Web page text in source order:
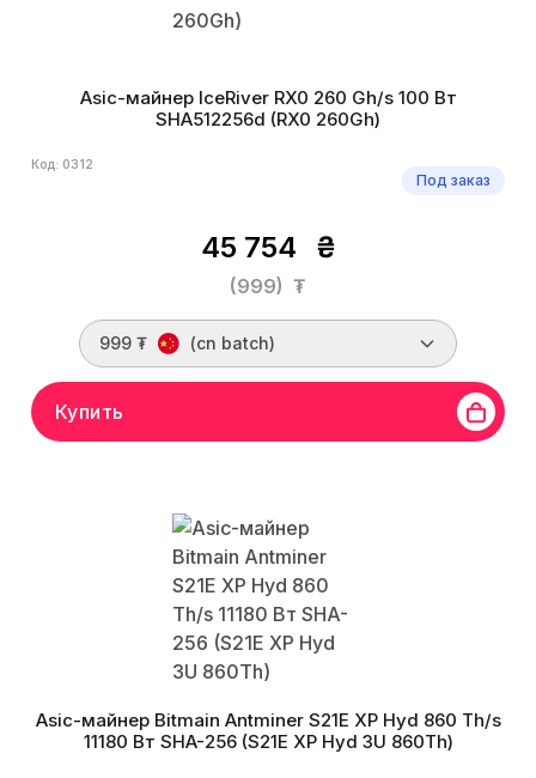
Asic-майнер IceRiver RX0 260 Gh/s 100 Вт
SHA512256d (RX0 260Gh)
Код: 0312
Под заказ
45 754 ₴
(999) ₮
999 ₮ (cn batch)
Купить
Asic-майнер Bitmain Antminer S21E XP Hyd 860 Th/s
11180 Вт SHA-256 (S21E XP Hyd 3U 860Th)